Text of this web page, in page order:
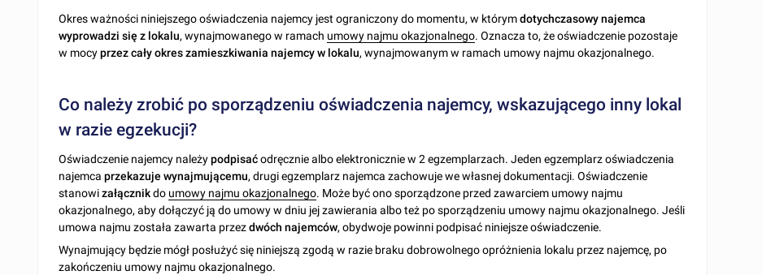
Okres ważności niniejszego oświadczenia najemcy jest ograniczony do momentu, w którymdotychczasowy najemca
wyprowadzi się z lokalu, wynajmowanego w ramach umowy najmu okazjonalnego. Oznacza to, że oświadczenie pozostaje
w mocyprzez cały okres zamieszkiwania najemcy w lokalu, wynajmowanym w ramach umowy najmu okazjonalnego.
Co należy zrobić po sporządzeniu oświadczenia najemcy, wskazującego inny lokal
w razie egzekucji?
Oświadczenie najemcy należypodpisaćodręcznie albo elektronicznie w 2 egzemplarzach. Jeden egzemplarz oświadczenia
najemcaprzekazuje wynajmującemu, drugi egzemplarz najemca zachowuje we własnej dokumentacji. Oświadczenie
stanowizałącznikdo umowy najmu okazjonalnego. Może być ono sporządzone przed zawarciem umowy najmu
okazjonalnego, aby dołączyć ją do umowy w dniu jej zawierania albo też po sporządzeniu umowy najmu okazjonalnego. Jeśli
umowa najmu została zawarta przezdwóch najemców, obydwoje powinni podpisać niniejsze oświadczenie.
Wynajmujący będzie mógł posłużyć się niniejszą zgodą w razie braku dobrowolnego opróżnienia lokalu przez najemcę, po
zakończeniu umowy najmu okazjonalnego.